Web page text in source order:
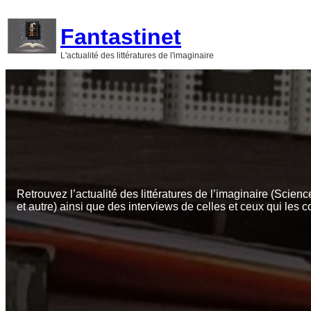
contenu
Fantastinet
L'actualité des littératures de l'imaginaire
Retrouvez l’actualité des littératures de l’imaginaire
et autre) ainsi que des interviews de celles et ceux qui les